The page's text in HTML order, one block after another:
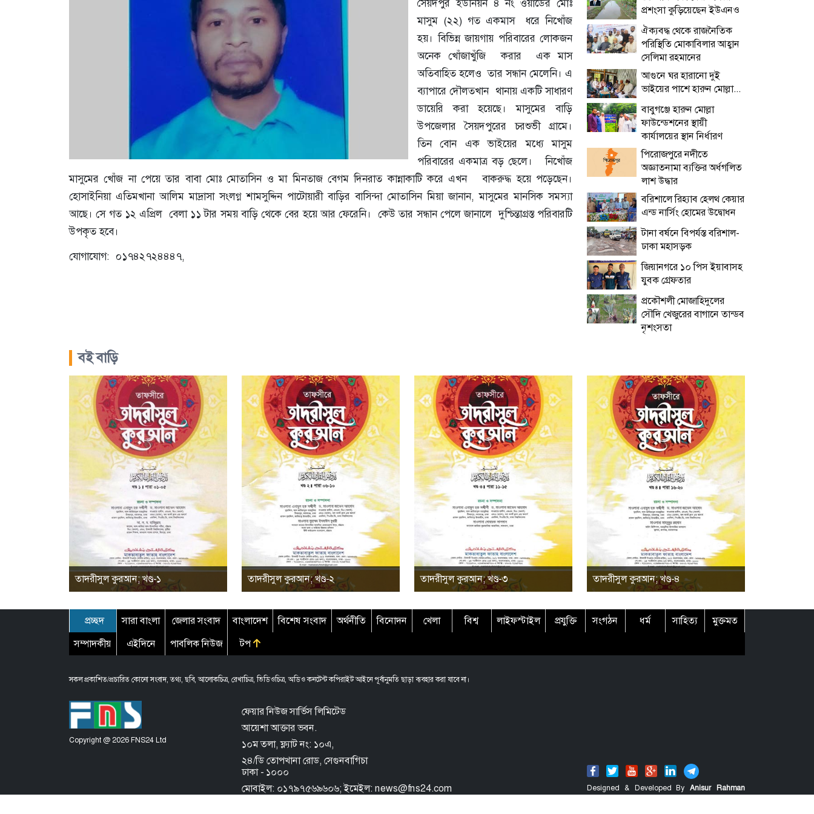
সৈয়দপুর ইউনিয়ন ৪ নং ওয়ার্ডের মোঃ
মাসুম (২২) গত একমাস ধরে নিখোঁজ
হয়। বিভিন্ন জায়গায় পরিবারের লোকজন
অনেক খোঁজাখুঁজি করার এক মাস
অতিবাহিত হলেও তার সন্ধান মেলেনি। এ
ব্যাপারে দৌলতখান থানায় একটি সাধারণ
ডায়েরি করা হয়েছে। মাসুমের বাড়ি
উপজেলার সৈয়দপুরের চরশুভী গ্রামে।
তিন বোন এক ভাইয়ের মধ্যে মাসুম
পরিবারের একমাত্র বড় ছেলে। নিখোঁজ
মাসুমের খোঁজ না পেয়ে তার বাবা মোঃ মোতাসিন ও মা মিনতাজ বেগম দিনরাত কান্নাকাটি করে এখন বাকরুদ্ধ হয়ে পড়েছেন।
হোসাইনিয়া এতিমখানা আলিম মাদ্রাসা সংলগ্ন শামসুদ্দিন পাটোয়ারী বাড়ির বাসিন্দা মোতাসিন মিয়া জানান, মাসুমের মানসিক সমস্যা
আছে। সে গত ১২ এপ্রিল বেলা ১১ টার সময় বাড়ি থেকে বের হয়ে আর ফেরেনি। কেউ তার সন্ধান পেলে জানালে দুশ্চিন্তাগ্রস্ত পরিবারটি
উপকৃত হবে।
যোগাযোগ: ০১৭৪২৭২৪৪৪৭,
প্রশংসা কুড়িয়েছেন ইউএনও
ঐক্যবদ্ধ থেকে রাজনৈতিক
পরিস্থিতি মোকাবিলার আহ্বান
সেলিমা রহমানের
আগুনে ঘর হারানো দুই
ভাইয়ের পাশে হারুন মোল্লা...
বাবুগঞ্জে হারুন মোল্লা
ফাউন্ডেশনের স্থায়ী
কার্যালয়ের স্থান নির্ধারণ
পিরোজপুরে নদীতে
অজ্ঞাতনামা ব্যক্তির অর্ধগলিত
লাশ উদ্ধার
বরিশালে রিহ্যাব হেলথ কেয়ার
এন্ড নার্সিং হোমের উদ্বোধন
টানা বর্ষনে বিপর্যস্ত বরিশাল-
ঢাকা মহাসড়ক
জিয়ানগরে ১০ পিস ইয়াবাসহ
যুবক গ্রেফতার
প্রকৌশলী মোজাহিদুলের
সৌদি খেজুরের বাগানে তান্ডব
নৃশংসতা
বই বাড়ি
তাদরীসুল কুরআন; খণ্ড-১ তাদরীসুল কুরআন; খণ্ড-২ তাদরীসুল কুরআন; খণ্ড-৩ তাদরীসুল কুরআন; খণ্ড-৪
প্রচ্ছদ সারা বাংলা জেলার সংবাদ বাংলাদেশ বিশেষ সংবাদ অর্থনীতি বিনোদন খেলা বিশ্ব লাইফস্টাইল প্রযুক্তি সংগঠন ধর্ম সাহিত্য
মুক্তমত
সম্পাদকীয়
এইদিনে পাবলিক নিউজ টপ
সকল প্রকাশিত/প্রচারিত কোনো সংবাদ, তথ্য, ছবি, আলোকচিত্র, রেখাচিত্র, ভিডিওচিত্র, অডিও কনটেন্ট কপিরাইট আইনে পূর্বানুমতি ছাড়া ব্যবহার করা যাবে না।
Copyright @ 2026 FNS24 Ltd
ফেয়ার নিউজ সার্ভিস লিমিটেড
আয়েশা আক্তার ভবন.
১০ম তলা, ফ্ল্যাট নং: ১০এ,
২৪/ডি তোপখানা রোড, সেগুনবাগিচা
ঢাকা - ১০০০
মোবাইল: ০১৭৯৭৫৬৯৬০৬; ইমেইল: news@fns24.com
Designed & Developed ByAnisur Rahman